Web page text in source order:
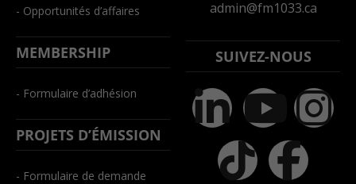
- Opportunités d’affaires
MEMBERSHIP
- Formulaire d’adhésion
PROJETS D’ÉMISSION
- Formulaire de demande
admin@fm1033.ca
SUIVEZ-NOUS